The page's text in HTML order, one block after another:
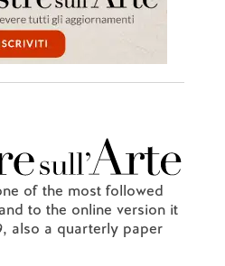
of the most followed
to the online version it
also a quarterly paper